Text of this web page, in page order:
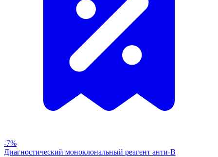
-7%
Диагностический моноклональный реагент анти-В